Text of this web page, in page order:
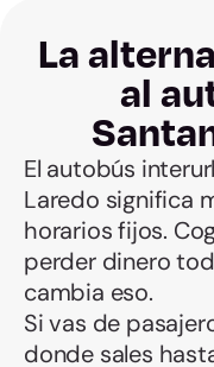
La
al
El autobús
Laredo significa
horarios fijos.
perder dinero
cambia eso.
Si vas de
donde sales